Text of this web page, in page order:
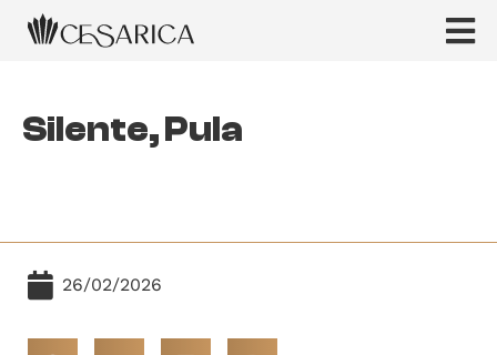
Silente, Pula
26/02/2026